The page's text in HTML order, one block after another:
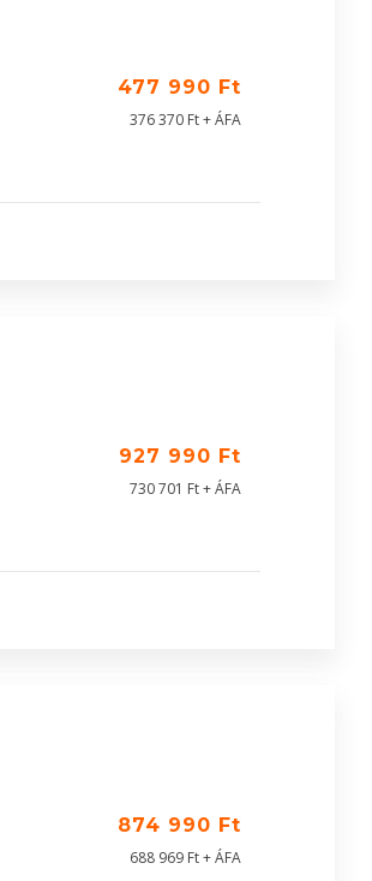
477 990 Ft
376 370 Ft + ÁFA
927 990 Ft
730 701 Ft + ÁFA
874 990 Ft
688 969 Ft + ÁFA